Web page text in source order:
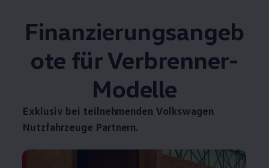
Finanzierungsangeb
ote für Verbrenner-
Modelle
Exklusiv bei teilnehmenden Volkswagen
Nutzfahrzeuge Partnern.